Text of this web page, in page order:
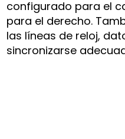
configurado para el
para el derecho.
las líneas de reloj,
sincronizarse